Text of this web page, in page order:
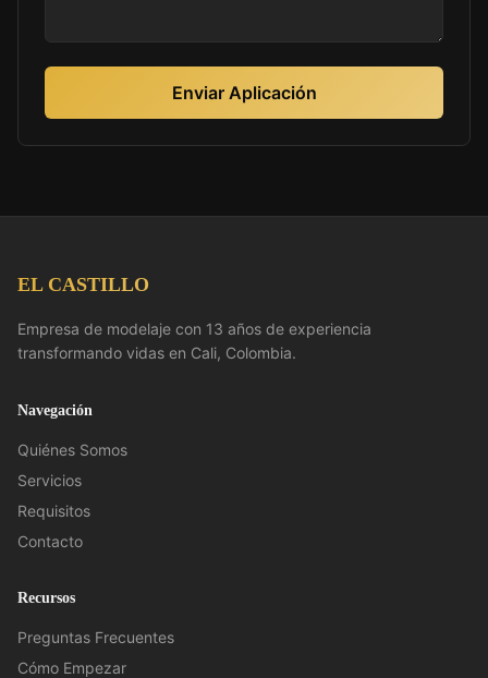
Enviar Aplicación
EL CASTILLO
Empresa de modelaje con 13 años de experiencia
transformando vidas en Cali, Colombia.
Navegación
Quiénes Somos
Servicios
Requisitos
Contacto
Recursos
Preguntas Frecuentes
Cómo Empezar